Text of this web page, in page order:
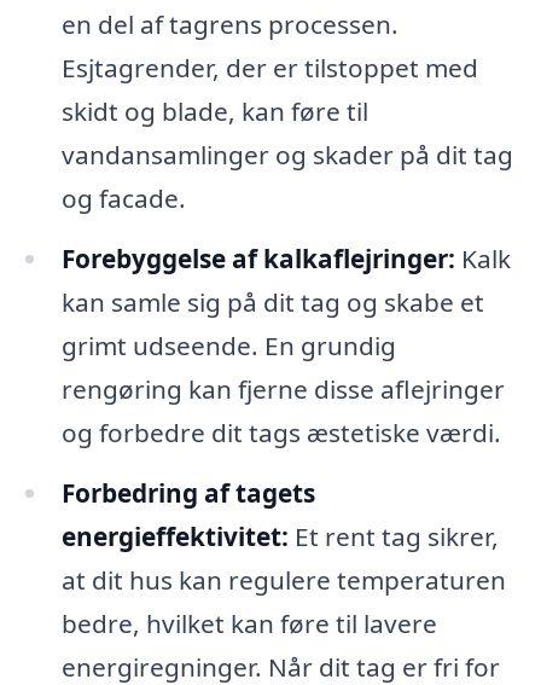
en del af tagrens processen.
Esjtagrender, der er tilstoppet med
skidt og blade, kan føre til
vandansamlinger og skader på dit tag
og facade.
Forebyggelse af kalkaflejringer: Kalk
kan samle sig på dit tag og skabe et
grimt udseende. En grundig
rengøring kan fjerne disse aflejringer
og forbedre dit tags æstetiske værdi.
Forbedring af tagets
energieffektivitet: Et rent tag sikrer,
at dit hus kan regulere temperaturen
bedre, hvilket kan føre til lavere
energiregninger. Når dit tag er fri for